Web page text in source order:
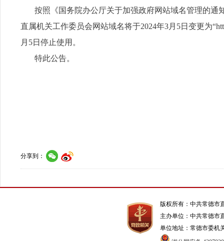
按照《国务院办公厅关于加强政府网站域名管理的通
直属机关工作委员会网站域名将于2024年3月5日变更为
月5日停止使用。
特此公告。
分享到：
版权所有：中共常德市
主办单位：中共常德市
单位地址：常德市委机